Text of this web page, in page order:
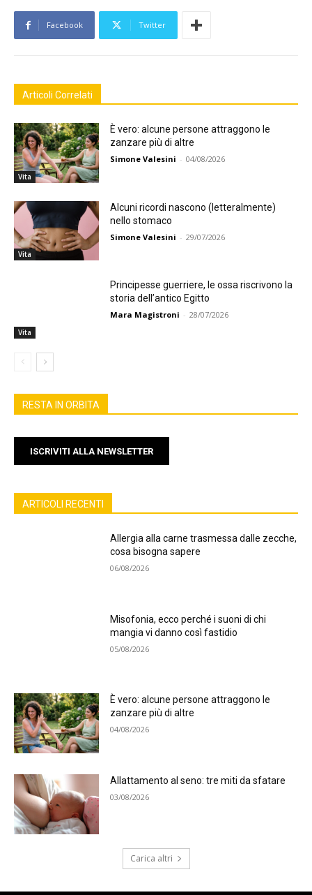
Facebook Twitter
Articoli Correlati
Vita
È vero: alcune persone attraggono le
zanzare più di altre
Simone Valesini - 04/08/2026
Vita
Alcuni ricordi nascono (letteralmente)
nello stomaco
Simone Valesini - 29/07/2026
Vita
Principesse guerriere, le ossa riscrivono la
storia dell’antico Egitto
Mara Magistroni - 28/07/2026
RESTA IN ORBITA
ISCRIVITI ALLA NEWSLETTER
ARTICOLI RECENTI
Allergia alla carne trasmessa dalle zecche,
cosa bisogna sapere
06/08/2026
Misofonia, ecco perché i suoni di chi
mangia vi danno così fastidio
05/08/2026
È vero: alcune persone attraggono le
zanzare più di altre
04/08/2026
Allattamento al seno: tre miti da sfatare
03/08/2026
Carica altri